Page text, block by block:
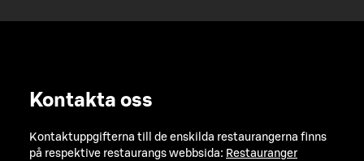
Kontakta oss
Kontaktuppgifterna till de enskilda restaurangerna finns
på respektive restaurangs webbsida: Restauranger